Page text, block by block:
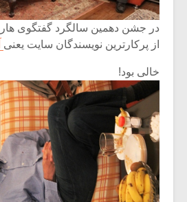
در جشن دهمین سالگرد گفتگوی
از پرکارترین نویسندگان سایت یعنی
خالی بود!